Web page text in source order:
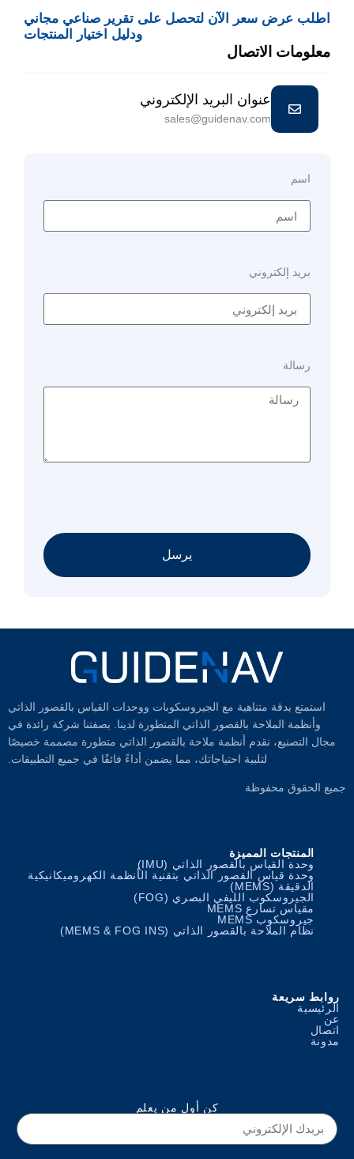
اطلب عرض سعر الآن لتحصل على تقرير صناعي مجاني
ودليل اختيار المنتجات
معلومات الاتصال
عنوان البريد الإلكتروني
sales@guidenav.com
اسم
بريد إلكتروني
رسالة
يرسل
استمتع بدقة متناهية مع الجيروسكوبات ووحدات القياس بالقصور الذاتي
وأنظمة الملاحة بالقصور الذاتي المتطورة لدينا. بصفتنا شركة رائدة في
مجال التصنيع، نقدم أنظمة ملاحة بالقصور الذاتي متطورة مصممة خصيصًا
لتلبية احتياجاتك، مما يضمن أداءً فائقًا في جميع التطبيقات.
جميع الحقوق محفوظة
المنتجات المميزة
وحدة القياس بالقصور الذاتي (IMU)
وحدة قياس القصور الذاتي بتقنية الأنظمة الكهروميكانيكية
الدقيقة (MEMS)
الجيروسكوب الليفي البصري (FOG)
مقياس تسارع MEMS
جيروسكوب MEMS
نظام الملاحة بالقصور الذاتي (MEMS & FOG INS)
روابط سريعة
الرئيسية
عن
اتصال
مدونة
كن أول من يعلم